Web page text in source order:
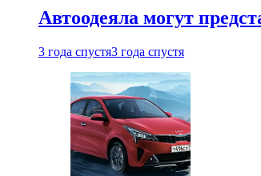
Автоодеяла могут
3 года спустя3 года спустя